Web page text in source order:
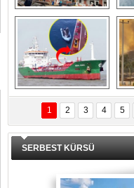
Çeksan Tersanesi,
Başaran Bayrak
tankerini suya
indirdi
Göçmenlerin
imdadına Türk
sahipli MINA DENIZ
yetişti
1 2 3 4 5
SERBEST KÜRSÜ